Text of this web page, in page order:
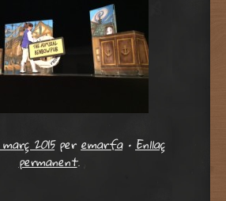
març 2015peremarfa •Enllaç
permanent.